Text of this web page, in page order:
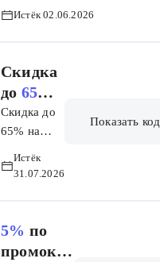
распространяется
на покупку во
всех странах
СНГ, где есть
Истёк 02.06.2026
Скидка
до 65%
на заказ
Скидка до
65% на
по
Истёк
31.07.2026
Показать код
5% по
промокод